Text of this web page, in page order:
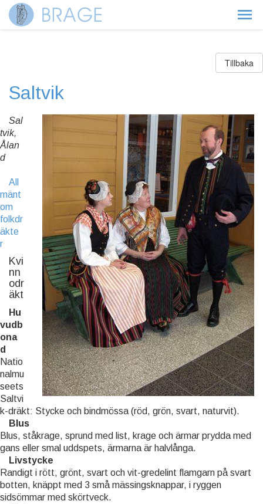
Tillbaka
Saltvik
Sal
tvik,
Ålan
d
All
mänt
om
folkdr
äkte
r
Kvi
nn
odr
äkt
Hu
vudb
ona
d
Natio
nalmu
seets
Saltvi
k-dräkt: Stycke och bindmössa (röd, grön, svart, naturvit).
Blus
Blus, ståkrage, sprund med list, krage och ärmar prydda med
gans eller smal uddspets, ärmarna är halvlånga.
Livstycke
Randigt i rött, grönt, svart och vit-gredelint flamgarn på svart
botten, knäppt med 3 små mässingsknappar, i ryggen
sidsömmar med skörtveck.